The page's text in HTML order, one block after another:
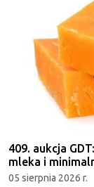
409. aukcja
mleka i
05 sierpnia 2026 r.